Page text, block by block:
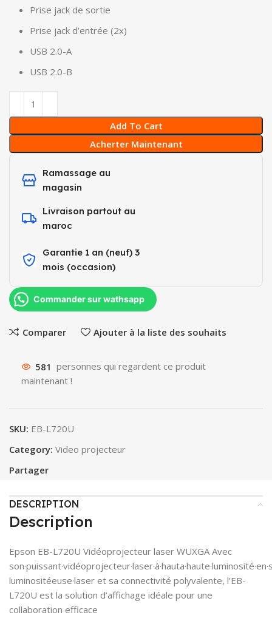
Prise jack de sortie
Prise jack d’entrée (2x)
USB 2.0-A
USB 2.0-B
Add To Cart
Acherter Maintenant
Ramassage au
magasin
Livraison partout au
maroc
Garantie 1 an (neuf) 3
mois (occasion)​
Commander sur wathsapp
Comparer Ajouter à la liste des souhaits
581 personnes qui regardent ce produit
maintenant !
SKU: EB-L720U
Category: Video projecteur
Partager
DESCRIPTION
Description
Epson EB-L720U Vidéoprojecteur laser WUXGA Avec
luminositéeuse·laser et sa connectivité polyvalente, l’EB-
L720U est la solution d’affichage idéale pour une
collaboration efficace